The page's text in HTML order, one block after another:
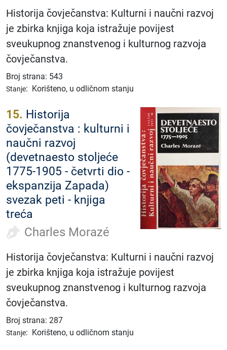
Historija čovječanstva: Kulturni i naučni razvoj
je zbirka knjiga koja istražuje povijest
sveukupnog znanstvenog i kulturnog razvoja
čovječanstva.
Broj strana: 543
Stanje: Korišteno, u odličnom stanju
15. Historija
čovječanstva : kulturni i
naučni razvoj
(devetnaesto stoljeće
1775-1905 - četvrti dio -
ekspanzija Zapada)
svezak peti - knjiga
treća
Charles Morazé
Historija čovječanstva: Kulturni i naučni razvoj
je zbirka knjiga koja istražuje povijest
sveukupnog znanstvenog i kulturnog razvoja
čovječanstva.
Broj strana: 287
Stanje: Korišteno, u odličnom stanju